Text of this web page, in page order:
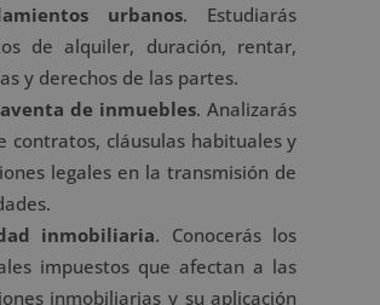
urbanos. Estudiarás
de alquiler, duración, rentar,
y derechos de las partes.
de inmuebles. Analizarás
contratos, cláusulas habituales y
legales en la transmisión de
inmobiliaria. Conocerás los
impuestos que afectan a las
inmobiliarias y su aplicación